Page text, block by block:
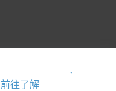
前往了解